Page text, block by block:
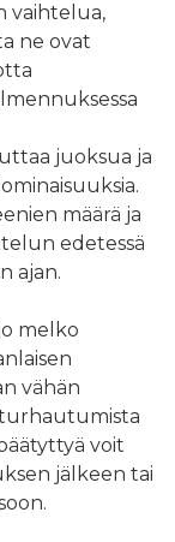
vaihtelua,
ne ovat
juoksua ja
määrä ja
edetessä
ajan.
melko
vähän
voit
jälkeen tai